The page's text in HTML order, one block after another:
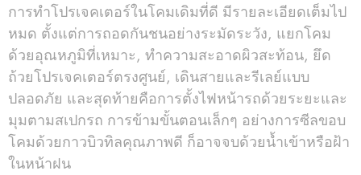
การทำโปรเจคเตอร์ในโคมเดิมที่ดี มีรายละเอียดเต็มไป
หมด ตั้งแต่การถอดกันชนอย่างระมัดระวัง, แยกโคม
ด้วยอุณหภูมิที่เหมาะ, ทำความสะอาดผิวสะท้อน, ยึด
ถ้วยโปรเจคเตอร์ตรงศูนย์, เดินสายและรีเลย์แบบ
ปลอดภัย และสุดท้ายคือการตั้งไฟหน้ารถด้วยระยะและ
มุมตามสเปกรถ การข้ามขั้นตอนเล็กๆ อย่างการซีลขอบ
โคมด้วยกาวบิวทิลคุณภาพดี ก็อาจจบด้วยน้ำเข้าหรือฝ้า
ในหน้าฝน